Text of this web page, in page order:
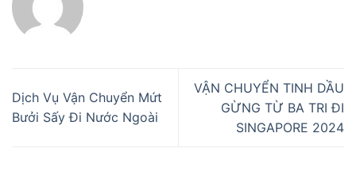
Dịch Vụ Vận Chuyển Mứt
Bưởi Sấy Đi Nước Ngoài
VẬN CHUYỂN TINH DẦU
GỪNG TỪ BA TRI ĐI
SINGAPORE 2024